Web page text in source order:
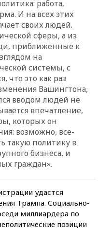
работа,
И на всех этих
своих людей.
сферы, а из
приближенные к
на
системы, с
что это как раз
Вашингтона,
вводом людей не
впечатление,
которых он
возможно, все-
такую политику в
бизнеса, и
граждан».
удастся
Трампа. Социально-
миллиардера по
позиции